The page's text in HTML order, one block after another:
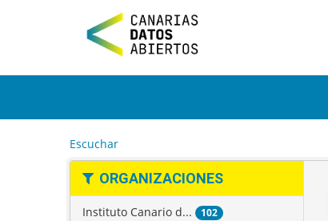
t
Escuchar
ORGANIZACIONES
Instituto Canario d... 102